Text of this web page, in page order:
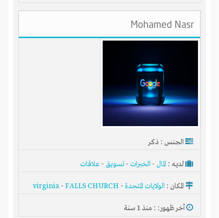
Mohamed Nasr
الجنس : ذكر
لديـه : المال - الخبرات -تسويق - علاقات
المكان : الولايات المتحدة -
virginia -FALLS CHURCH
آخر ظهور: : منذ 1 سنة